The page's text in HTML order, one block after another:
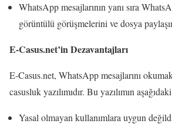
WhatsApp mesajlarının yanı sıra
görüntülü görüşmelerini ve dosya
E-Casus.net’in Dezavantajları
E-Casus.net, WhatsApp mesajlarını
casusluk yazılımıdır. Bu yazılımın
Yasal olmayan kullanımlara uygun